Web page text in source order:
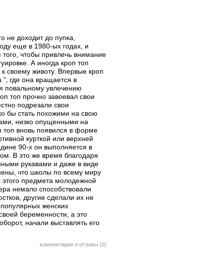
не доходит до пупка,
еще в 1980-ых годах, и
того, чтобы привлечь внимание
А иногда кроп топ
своему животу. Впервые кроп
", где она вращается в
повальному увлечению
топ прочно завоевал свои
подрезали свои
бы стать похожими на свою
низко опущенными на
топ вновь появился в форме
курткой или верхней
90-х он выполняется в
В это же время благодаря
рукавами и даже в виде
что школы по всему миру
предмета молодежной
немало способствовали
другие сделали их не
женских
беременности, а это
начали выставлять его
комментарии и отзывы (0)